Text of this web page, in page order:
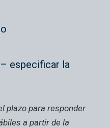
especificar la
plazo para responder
a partir de la